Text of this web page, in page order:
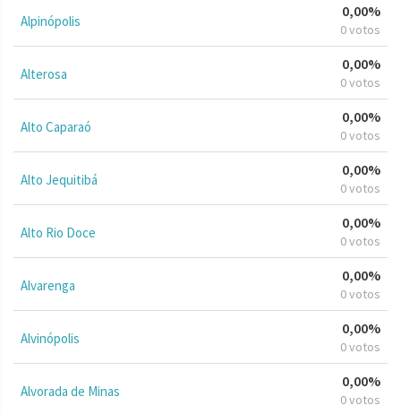
Alpinópolis
0,00%
0 votos
Alterosa
0,00%
0 votos
Alto Caparaó
0,00%
0 votos
Alto Jequitibá
0,00%
0 votos
Alto Rio Doce
0,00%
0 votos
Alvarenga
0,00%
0 votos
Alvinópolis
0,00%
0 votos
Alvorada de Minas
0,00%
0 votos